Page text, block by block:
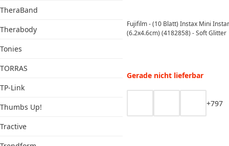
TheraBand
Therabody
Tonies
TORRAS
TP-Link
Thumbs Up!
Tractive
Fujifilm - (10 Blatt) Instax Mini
(6.2x4.6cm) (4182858) - Soft Glitter
Gerade nicht lieferbar
+797